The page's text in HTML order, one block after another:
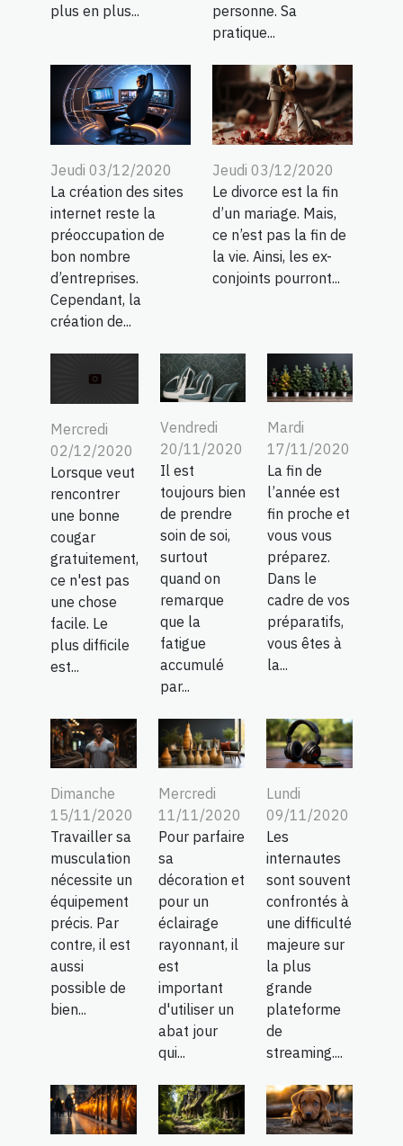
plus en plus...
personne. Sa
pratique...
Jeudi 03/12/2020
La création des sites
internet reste la
préoccupation de
bon nombre
d’entreprises.
Cependant, la
création de...
Jeudi 03/12/2020
Le divorce est la fin
d’un mariage. Mais,
ce n’est pas la fin de
la vie. Ainsi, les ex-
conjoints pourront...
Mercredi
02/12/2020
Lorsque veut
rencontrer
une bonne
cougar
gratuitement,
ce n'est pas
une chose
facile. Le
plus difficile
est...
Vendredi
20/11/2020
Il est
toujours bien
de prendre
soin de soi,
surtout
quand on
remarque
que la
fatigue
accumulé
par...
Mardi
17/11/2020
La fin de
l’année est
fin proche et
vous vous
préparez.
Dans le
cadre de vos
préparatifs,
vous êtes à
la...
Dimanche
15/11/2020
Travailler sa
musculation
nécessite un
équipement
précis. Par
contre, il est
aussi
possible de
bien...
Mercredi
11/11/2020
Pour parfaire
sa
décoration et
pour un
éclairage
rayonnant, il
est
important
d'utiliser un
abat jour
qui...
Lundi
09/11/2020
Les
internautes
sont souvent
confrontés à
une difficulté
majeure sur
la plus
grande
plateforme
de
streaming....